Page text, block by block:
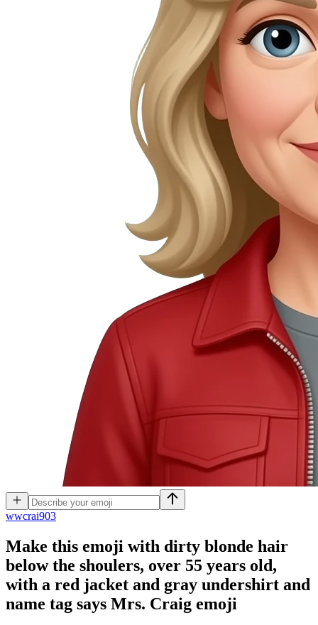
wwcrai903
Make this emoji with dirty blonde hair
below the shoulers, over 55 years old,
with a red jacket and gray undershirt and
name tag says Mrs. Craig emoji